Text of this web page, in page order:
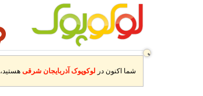
شما اکنون در لوکوپوک آذربایجان شرقی